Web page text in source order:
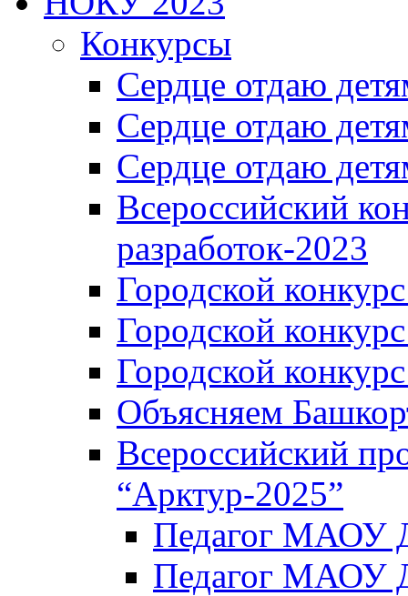
Конкурсы
Сердце отдаю
Сердце отдаю
Сердце отдаю
Всероссийский
разработок-2023
Городской
Городской
Городской
Объясняем
Всероссийский
“Арктур-2025”
Педагог МАОУ
Педагог МАОУ